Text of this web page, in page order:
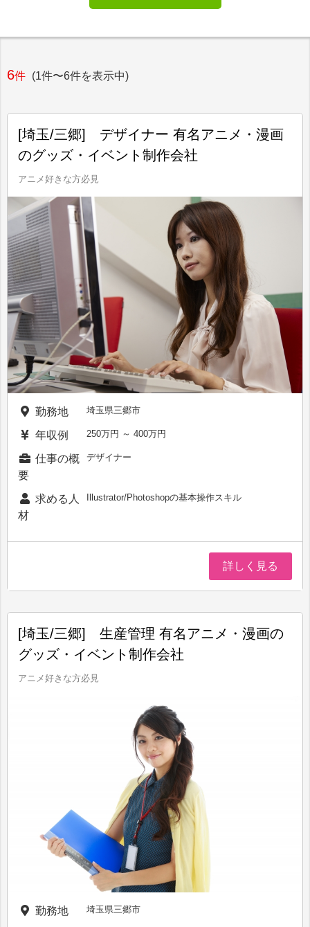
6件 (1件〜6件を表示中)
[埼玉/三郷] デザイナー 有名アニメ・漫画
のグッズ・イベント制作会社
アニメ好きな方必見
勤務地 埼玉県三郷市
年収例 250万円 ～ 400万円
仕事の概
要
デザイナー
求める人
材
Illustrator/Photoshopの基本操作スキル
詳しく見る
[埼玉/三郷] 生産管理 有名アニメ・漫画の
グッズ・イベント制作会社
アニメ好きな方必見
勤務地 埼玉県三郷市